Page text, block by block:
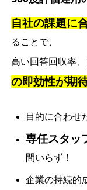
自社の課題に
ることで、
高い回答回収率
の即効性が期
目的に合わせ
専任スタッ
間いらず！
企業の持続的